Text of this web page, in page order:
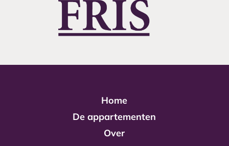
Home
De appartementen
Over